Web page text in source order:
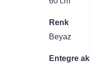
Renk
Beyaz
Entegre